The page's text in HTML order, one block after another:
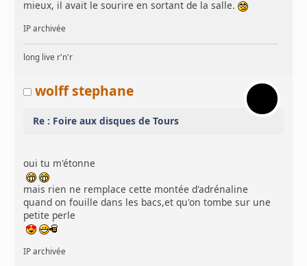
mieux, il avait le sourire en sortant de la salle.
IP archivée
long live r'n'r
wolff stephane
Re : Foire aux disques de Tours
oui tu m'étonne
mais rien ne remplace cette montée d'adrénaline
quand on fouille dans les bacs,et qu'on tombe sur une
petite perle
IP archivée